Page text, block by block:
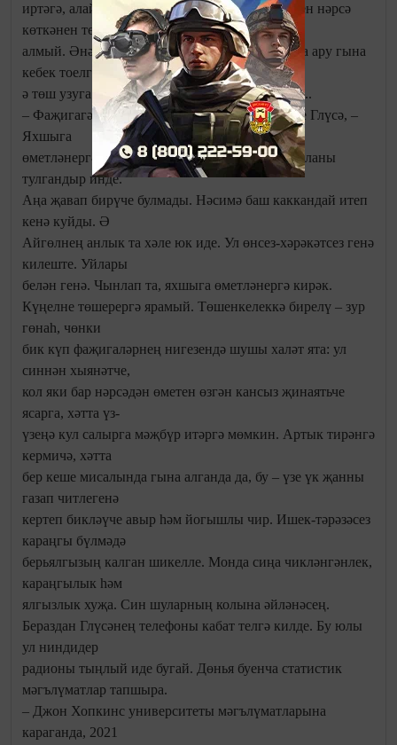
иртәгә, алай гына түгел, берничә сәгатьтән үзен нәрсә
көткәнен төгәл әйтә
алмый. Әнә бит, Надяның хәле дә иртәнге якта ару гына
кебек тоелган иде,
ә төш узуга ашыгып алып киттеләр. Һәм менә...
– Фаҗигагә чират алмыйлар, – дип кырт кисте Глүсә, –
Яхшыга
өметләнергә кирәк. Бәлки безнең палатаның планы
тулгандыр инде.
Аңа җавап бирүче булмады. Нәсимә баш каккандай итеп
кенә куйды. Ә
Айгөлнең анлык та хәле юк иде. Ул өнсез-хәрәкәтсез генә
килеште. Уйлары
белән генә. Чынлап та, яхшыга өметләнергә кирәк.
Күңелне төшерергә ярамый. Төшенкелеккә бирелү – зур
гөнаһ, чөнки
бик күп фаҗигаләрнең нигезендә шушы халәт ята: ул
синнән хыянәтче,
кол яки бар нәрсәдән өметен өзгән кансыз җинаятьче
ясарга, хәтта үз-
үзеңә кул салырга мәҗбүр итәргә мөмкин. Артык тирәнгә
кермичә, хәтта
бер кеше мисалында гына алганда да, бу – үзе үк җанны
газап читлегенә
кертеп бикләүче авыр һәм йогышлы чир. Ишек-тәрәзәсез
караңгы бүлмәдә
берьялгызың калган шикелле. Монда сиңа чикләнгәнлек,
караңгылык һәм
ялгызлык хуҗа. Син шуларның колына әйләнәсең.
Бераздан Глүсәнең телефоны кабат телгә килде. Бу юлы
ул ниндидер
радионы тыңлый иде бугай. Дөнья буенча статистик
мәгълүматлар тапшыра.
– Джон Хопкинс университеты мәгълүматларына
караганда, 2021